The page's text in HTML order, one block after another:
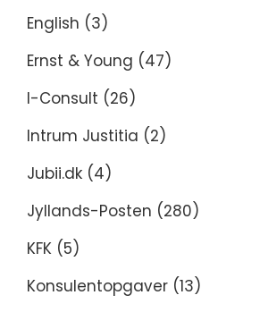
English (3)
Ernst & Young (47)
I-Consult (26)
Intrum Justitia (2)
Jubii.dk (4)
Jyllands-Posten (280)
KFK (5)
Konsulentopgaver (13)